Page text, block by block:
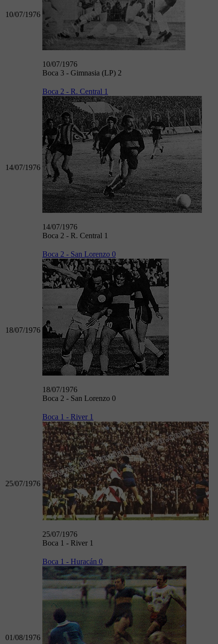
10/07/1976
10/07/1976
Boca 3 - Gimnasia (LP) 2
14/07/1976
Boca 2 - R. Central 1
14/07/1976
Boca 2 - R. Central 1
18/07/1976
Boca 2 - San Lorenzo 0
18/07/1976
Boca 2 - San Lorenzo 0
25/07/1976
Boca 1 - River 1
25/07/1976
Boca 1 - River 1
01/08/1976
Boca 1 - Huracán 0